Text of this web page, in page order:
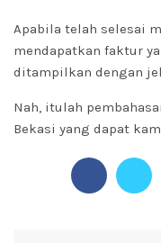
Apabila telah selesai
mendapatkan faktur
ditampilkan dengan
Nah, itulah
Bekasi yang dapat